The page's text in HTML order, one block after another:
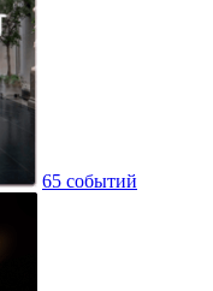
65 событий